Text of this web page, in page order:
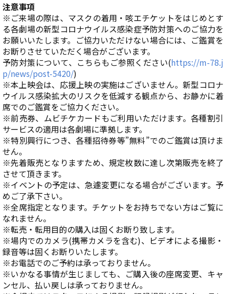
注意事項
※ご来場の際は、マスクの着用・咳エチケットをはじめとす
る各劇場の新型コロナウイルス感染症予防対策へのご協力を
お願いいたします。ご協力いただけない場合には、ご鑑賞を
お断りさせていただく場合がございます。
予防対策について、こちらもご参照ください(https://m-78.j
p/news/post-5420/)
※本上映会は、応援上映の実施はございません。新型コロナ
ウイルス感染拡大のリスクを低減する観点から、お静かに着
席でのご鑑賞をご協力ください。
※前売券、ムビチケカードもご利用いただけます。各種割引
サービスの適用は各劇場に準拠します。
※特別興行につき、各種招待券等”無料”でのご鑑賞は頂けま
せん。
※先着販売となりますため、規定枚数に達し次第販売を終了
させて頂きます。
※イベントの予定は、急遽変更になる場合がございます。予
めご了承下さい。
※全席指定となります。チケットをお持ちでない方はご覧に
なれません。
※転売・転用目的の購入は固くお断り致します。
※場内でのカメラ(携帯カメラを含む)、ビデオによる撮影・
録音等は固くお断りいたします。
※お電話でのご予約は承っておりません。
※いかなる事情が生じましても、ご購入後の座席変更、キャ
ンセル、払い戻しは承っておりません。